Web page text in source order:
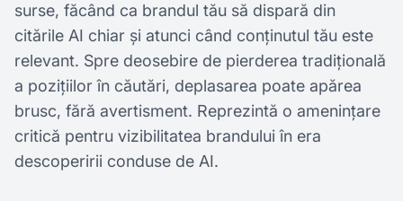
surse, făcând ca brandul tău să dispară din
citările AI chiar și atunci când conținutul tău este
relevant. Spre deosebire de pierderea tradițională
a pozițiilor în căutări, deplasarea poate apărea
brusc, fără avertisment. Reprezintă o amenințare
critică pentru vizibilitatea brandului în era
descoperirii conduse de AI.